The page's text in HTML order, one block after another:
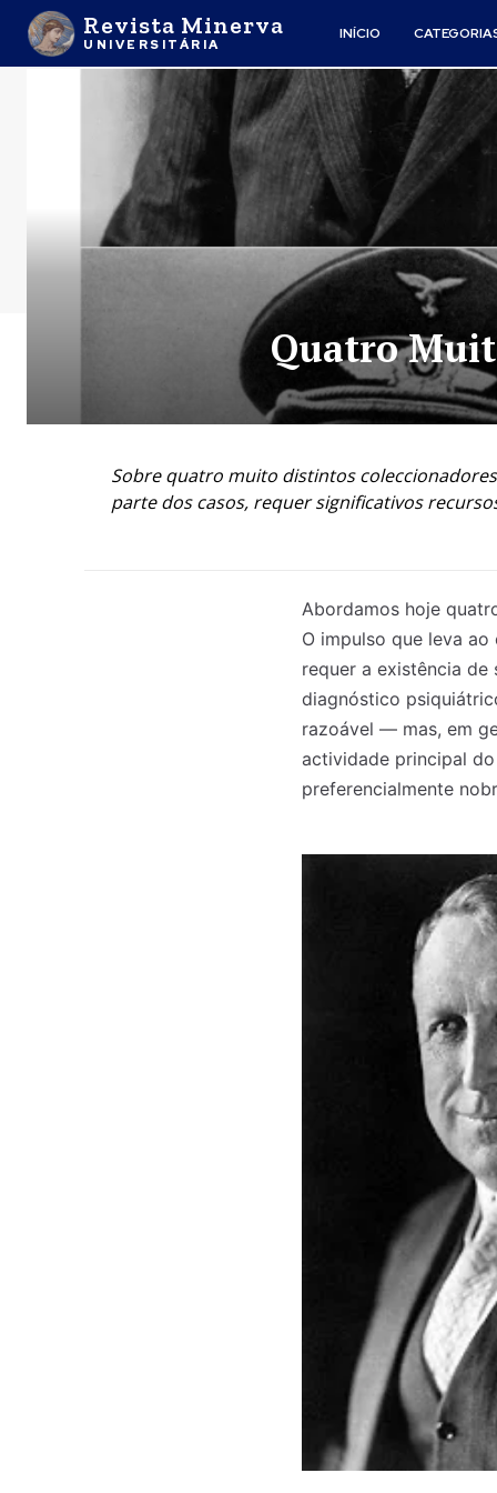
Revista Minerva
UNIVERSITÁRIA
INÍCIO
Quatro
Sobre quatro muito distintos
parte dos casos, requer significativos
Abordamos hoje
O impulso que leva
requer a existência
diagnóstico
razoável — mas, em
actividade principal
preferencialmente